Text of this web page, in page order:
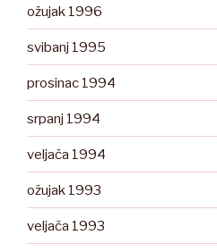
ožujak 1996
svibanj 1995
prosinac 1994
srpanj 1994
veljača 1994
ožujak 1993
veljača 1993